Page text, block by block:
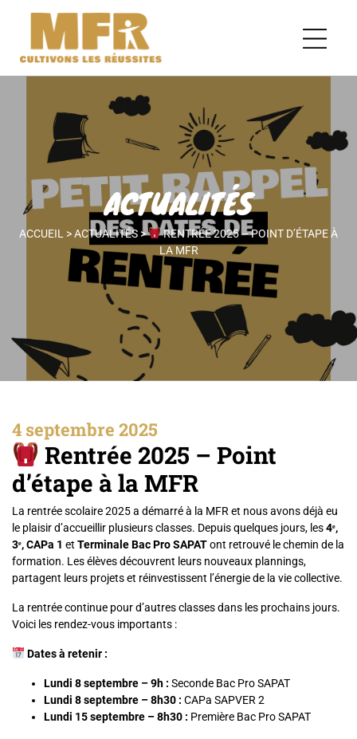
ACTUALITÉS
ACCUEIL >ACTUALITÉS >
RENTRÉE 2025 – POINT D’ÉTAPE À
LA MFR
4 septembre 2025
Rentrée 2025 – Point
d’étape à la MFR
La rentrée scolaire 2025 a démarré à la MFR et nous avons déjà eu
le plaisir d’accueillir plusieurs classes. Depuis quelques jours, les4ᵉ,
3ᵉ, CAPa 1 et Terminale Bac Pro SAPATont retrouvé le chemin de la
formation. Les élèves découvrent leurs nouveaux plannings,
partagent leurs projets et réinvestissent l’énergie de la vie collective.
La rentrée continue pour d’autres classes dans les prochains jours.
Voici les rendez-vous importants :
Dates à retenir :
Lundi 8 septembre – 9h : Seconde Bac Pro SAPAT
Lundi 8 septembre – 8h30 : CAPa SAPVER 2
Lundi 15 septembre – 8h30 : Première Bac Pro SAPAT